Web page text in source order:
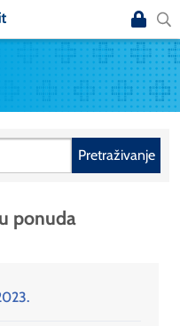
Pretraživanje
ponuda